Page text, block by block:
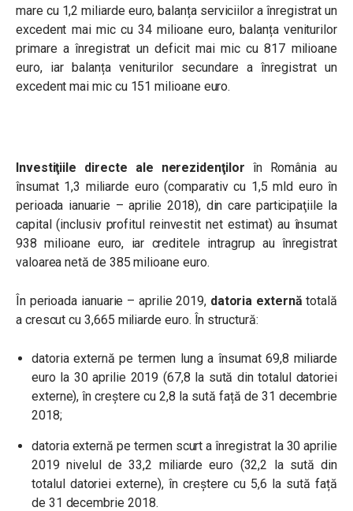
mare cu 1,2 miliarde euro, balanța serviciilor a înregistrat un
excedent mai mic cu 34 milioane euro, balanța veniturilor
primare a înregistrat un deficit mai mic cu 817 milioane
euro, iar balanța veniturilor secundare a înregistrat un
excedent mai mic cu 151 milioane euro.
Investiţiile directe ale nerezidenţilor în România au
însumat 1,3 miliarde euro (comparativ cu 1,5 mld euro în
perioada ianuarie – aprilie 2018), din care participaţiile la
capital (inclusiv profitul reinvestit net estimat) au însumat
938 milioane euro, iar creditele intragrup au înregistrat
valoarea netă de 385 milioane euro.
În perioada ianuarie – aprilie 2019, datoria externă totală
a crescut cu 3,665 miliarde euro. În structură:
datoria externă pe termen lung a însumat 69,8 miliarde
euro la 30 aprilie 2019 (67,8 la sută din totalul datoriei
externe), în creștere cu 2,8 la sută față de 31 decembrie
2018;
datoria externă pe termen scurt a înregistrat la 30 aprilie
2019 nivelul de 33,2 miliarde euro (32,2 la sută din
totalul datoriei externe), în creștere cu 5,6 la sută față
de 31 decembrie 2018.